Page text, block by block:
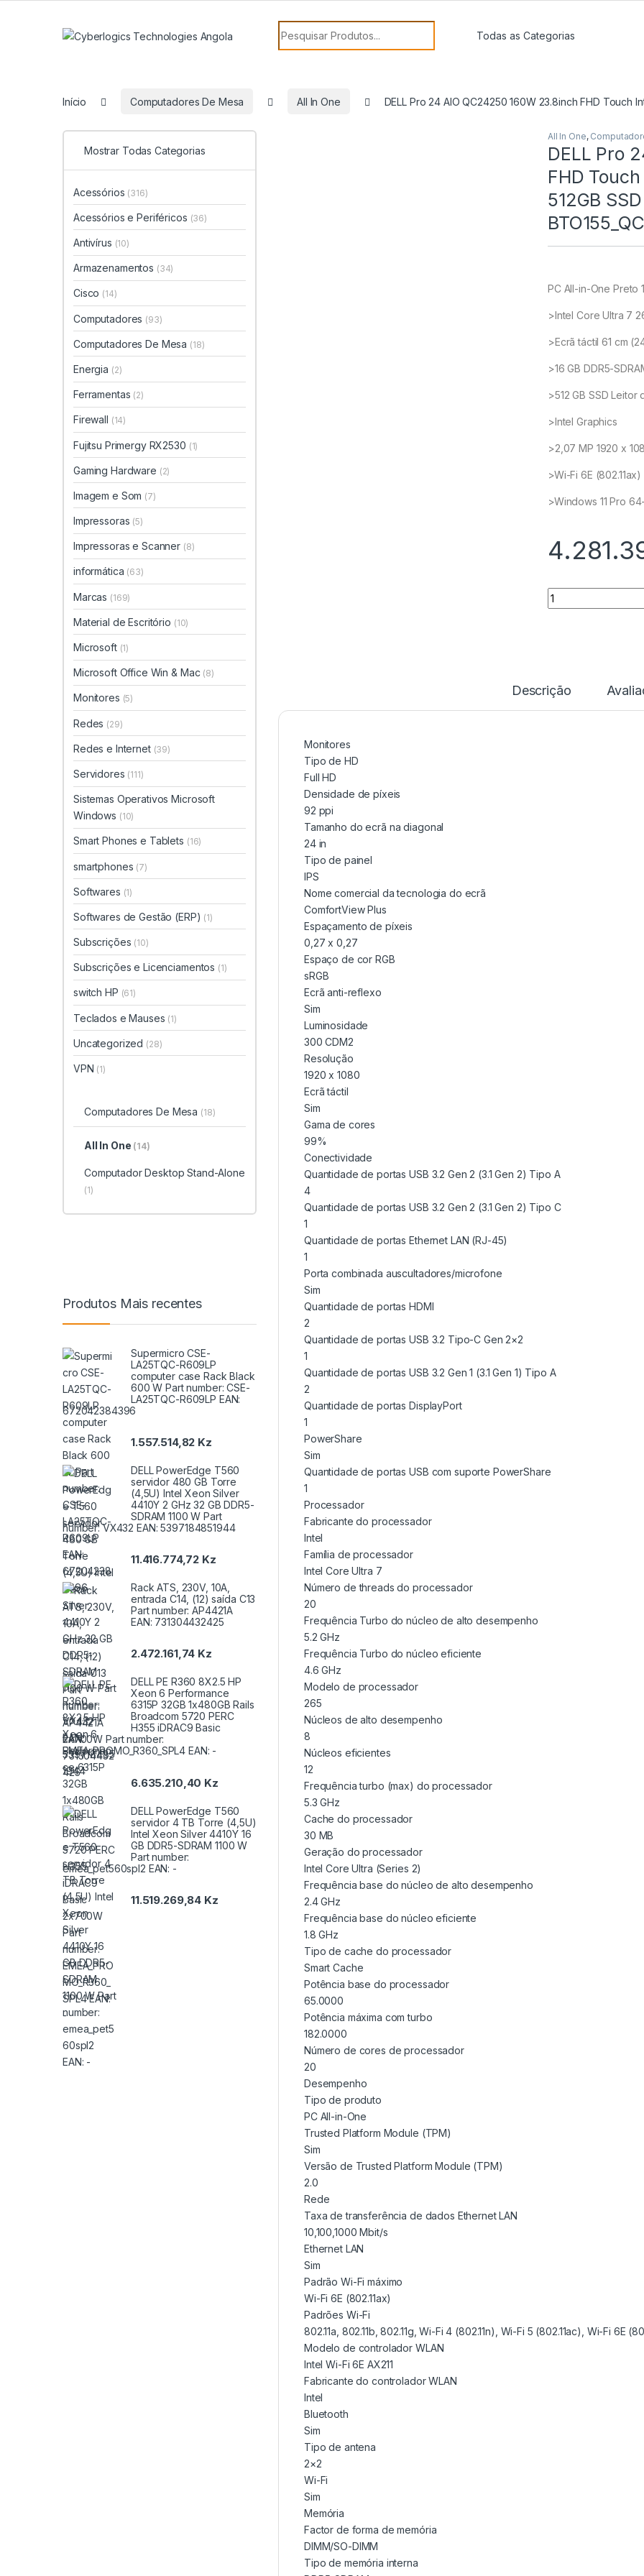
Search for:
Início Computadores De Mesa All In One DELL Pro 24 AIO QC24250 160W 23.8inch FHD Touch
All In One,
DELL Pro
FHD
512GB
PC All-in-One Preto
>Intel Core Ultra 7
>Ecrã táctil 61 cm
>16 GB DDR5-
>512 GB SSD
>Intel Graphics
>2,07 MP 1920 x
>Wi-Fi 6E
>Windows 11 Pro
Quantidade
Descrição
Monitores
Tipo de HD
Full HD
Densidade de píxeis
92 ppi
Tamanho do ecrã na diagonal
24 in
Tipo de painel
IPS
Nome comercial da tecnologia do ecrã
ComfortView Plus
Espaçamento de píxeis
0,27 x 0,27
Espaço de cor RGB
sRGB
Ecrã anti-reflexo
Sim
Luminosidade
300 CDM2
Resolução
1920 x 1080
Ecrã táctil
Sim
Gama de cores
99%
Conectividade
Quantidade de portas USB 3.2 Gen 2 (3.1 Gen 2) Tipo A
4
Quantidade de portas USB 3.2 Gen 2 (3.1 Gen 2) Tipo C
1
Quantidade de portas Ethernet LAN (RJ-45)
1
Porta combinada auscultadores/microfone
Sim
Quantidade de portas HDMI
2
Quantidade de portas USB 3.2 Tipo-C Gen 2×2
1
Quantidade de portas USB 3.2 Gen 1 (3.1 Gen 1) Tipo A
2
Quantidade de portas DisplayPort
1
PowerShare
Sim
Quantidade de portas USB com suporte PowerShare
1
Processador
Fabricante do processador
Intel
Família de processador
Intel Core Ultra 7
Número de threads do processador
20
Frequência Turbo do núcleo de alto desempenho
5.2 GHz
Frequência Turbo do núcleo eficiente
4.6 GHz
Modelo de processador
265
Núcleos de alto desempenho
8
Núcleos eficientes
12
Frequência turbo (max) do processador
5.3 GHz
Cache do processador
30 MB
Geração do processador
Intel Core Ultra (Series 2)
Frequência base do núcleo de alto desempenho
2.4 GHz
Frequência base do núcleo eficiente
1.8 GHz
Tipo de cache do processador
Smart Cache
Potência base do processador
65.0000
Potência máxima com turbo
182.0000
Número de cores de processador
20
Desempenho
Tipo de produto
PC All-in-One
Trusted Platform Module (TPM)
Sim
Versão de Trusted Platform Module (TPM)
2.0
Rede
Taxa de transferência de dados Ethernet LAN
10,100,1000 Mbit/s
Ethernet LAN
Sim
Padrão Wi-Fi máximo
Wi-Fi 6E (802.11ax)
Padrões Wi-Fi
802.11a, 802.11b, 802.11g, Wi-Fi 4 (802.11n), Wi-Fi 5 (802.11ac), Wi-Fi 6E
Modelo de controlador WLAN
Intel Wi-Fi 6E AX211
Fabricante do controlador WLAN
Intel
Bluetooth
Sim
Tipo de antena
2×2
Wi-Fi
Sim
Memória
Factor de forma de memória
DIMM/SO-DIMM
Tipo de memória interna
Mostrar Todas Categorias
Acessórios (316)
Acessórios e Periféricos (36)
Antivírus (10)
Armazenamentos (34)
Cisco (14)
Computadores (93)
Computadores De Mesa (18)
Energia (2)
Ferramentas (2)
Firewall (14)
Fujitsu Primergy RX2530 (1)
Gaming Hardware (2)
Imagem e Som (7)
Impressoras (5)
Impressoras e Scanner (8)
informática (63)
Marcas (169)
Material de Escritório (10)
Microsoft (1)
Microsoft Office Win & Mac (8)
Monitores (5)
Redes (29)
Redes e Internet (39)
Servidores (111)
Sistemas Operativos Microsoft
Windows (10)
Smart Phones e Tablets (16)
smartphones (7)
Softwares (1)
Softwares de Gestão (ERP) (1)
Subscrições (10)
Subscrições e Licenciamentos (1)
switch HP (61)
Teclados e Mauses (1)
Uncategorized (28)
VPN (1)
Computadores De Mesa (18)
All In One (14)
Computador Desktop Stand-Alone
(1)
Produtos Mais recentes
Supermicro CSE-
LA25TQC-R609LP
computer case Rack Black
600 W Part number: CSE-
LA25TQC-R609LP EAN:
672042384396
1.557.514,82 Kz
DELL PowerEdge T560
servidor 480 GB Torre
(4,5U) Intel Xeon Silver
4410Y 2 GHz 32 GB DDR5-
SDRAM 1100 W Part
number: VX432 EAN: 5397184851944
11.416.774,72 Kz
Rack ATS, 230V, 10A,
entrada C14, (12) saída C13
Part number: AP4421A
EAN: 731304432425
2.472.161,74 Kz
DELL PE R360 8X2.5 HP
Xeon 6 Performance
6315P 32GB 1x480GB Rails
Broadcom 5720 PERC
H355 iDRAC9 Basic
2x700W Part number:
EMEA_PROMO_R360_SPL4 EAN: -
6.635.210,40 Kz
DELL PowerEdge T560
servidor 4 TB Torre (4,5U)
Intel Xeon Silver 4410Y 16
GB DDR5-SDRAM 1100 W
Part number:
emea_pet560spl2 EAN: -
11.519.269,84 Kz